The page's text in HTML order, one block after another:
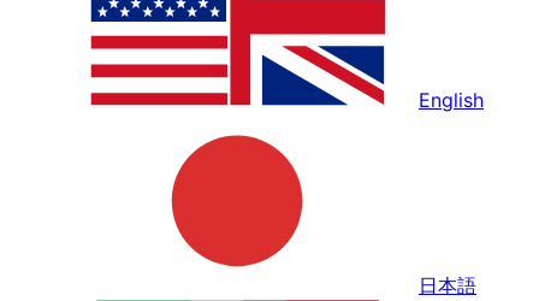
English
日本語